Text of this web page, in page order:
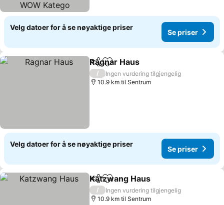
Velg datoer for å se nøyaktige priser
Se priser
Del Legg til i favoritter
Ragnar Haus
/
Ingen vurdering tilgjengelig
10.9 km til Sentrum
Velg datoer for å se nøyaktige priser
Se priser
Del Legg til i favoritter
Katzwang Haus
/
Ingen vurdering tilgjengelig
10.9 km til Sentrum